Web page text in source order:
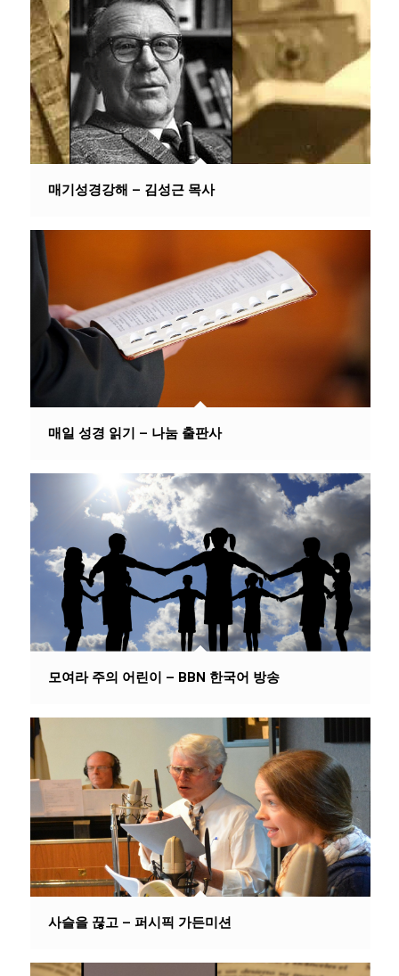
매기성경강해 – 김성근 목사
매일 성경 읽기 – 나눔 출판사
모여라 주의 어린이 – BBN 한국어 방송
사슬을 끊고 – 퍼시픽 가든미션